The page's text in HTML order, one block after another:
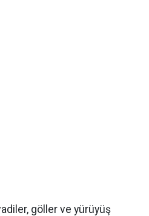
göller ve yürüyüş